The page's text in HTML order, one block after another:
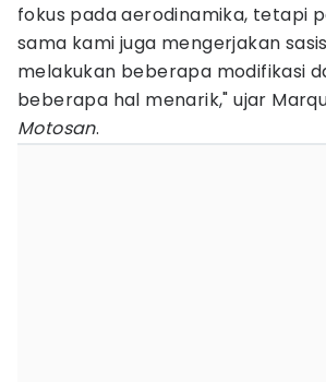
fokus pada aerodinamika, tetapi
sama kami juga mengerjakan
melakukan beberapa modifikasi
beberapa hal menarik," ujar
Motosan.